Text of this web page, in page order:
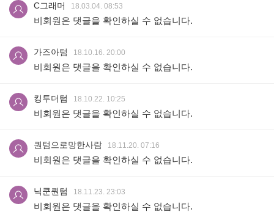
C그래머 18.03.04. 08:53
비회원은 댓글을 확인하실 수 없습니다.
가즈아텀 18.10.16. 20:00
비회원은 댓글을 확인하실 수 없습니다.
킹투더텀 18.10.22. 10:25
비회원은 댓글을 확인하실 수 없습니다.
퀀텀으로망한사람 18.11.20. 07:16
비회원은 댓글을 확인하실 수 없습니다.
닉쿤퀀텀 18.11.23. 23:03
비회원은 댓글을 확인하실 수 없습니다.